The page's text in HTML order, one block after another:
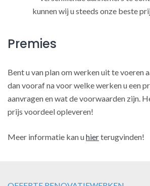
kunnen wij u steeds onze beste
Premies
Bent u van plan om werken uit te voeren
dan vooraf na voor welke werken u een
aanvragen en wat de voorwaarden zijn.
prijs voordeel opleveren!
Meer informatie kan uhierterugvinden!